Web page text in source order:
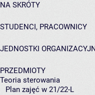
NA SKRÓTY
STUDENCI, PRACOWNICY
JEDNOSTKI
PRZEDMIOTY
Teoria sterowania
Plan zajęć w 21/22-L